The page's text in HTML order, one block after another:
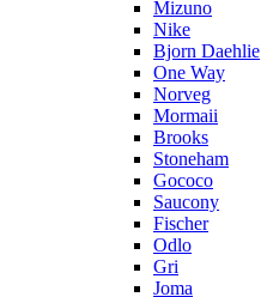
Mizuno
Nike
Bjorn Daehlie
One Way
Norveg
Mormaii
Brooks
Stoneham
Gococo
Saucony
Fischer
Odlo
Gri
Joma